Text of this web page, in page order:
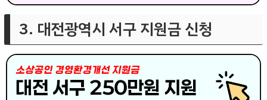
3. 대전광역시 서구 지원금 신청